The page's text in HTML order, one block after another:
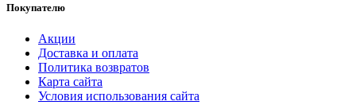
Покупателю
Акции
Доставка и оплата
Политика возвратов
Карта сайта
Условия использования сайта